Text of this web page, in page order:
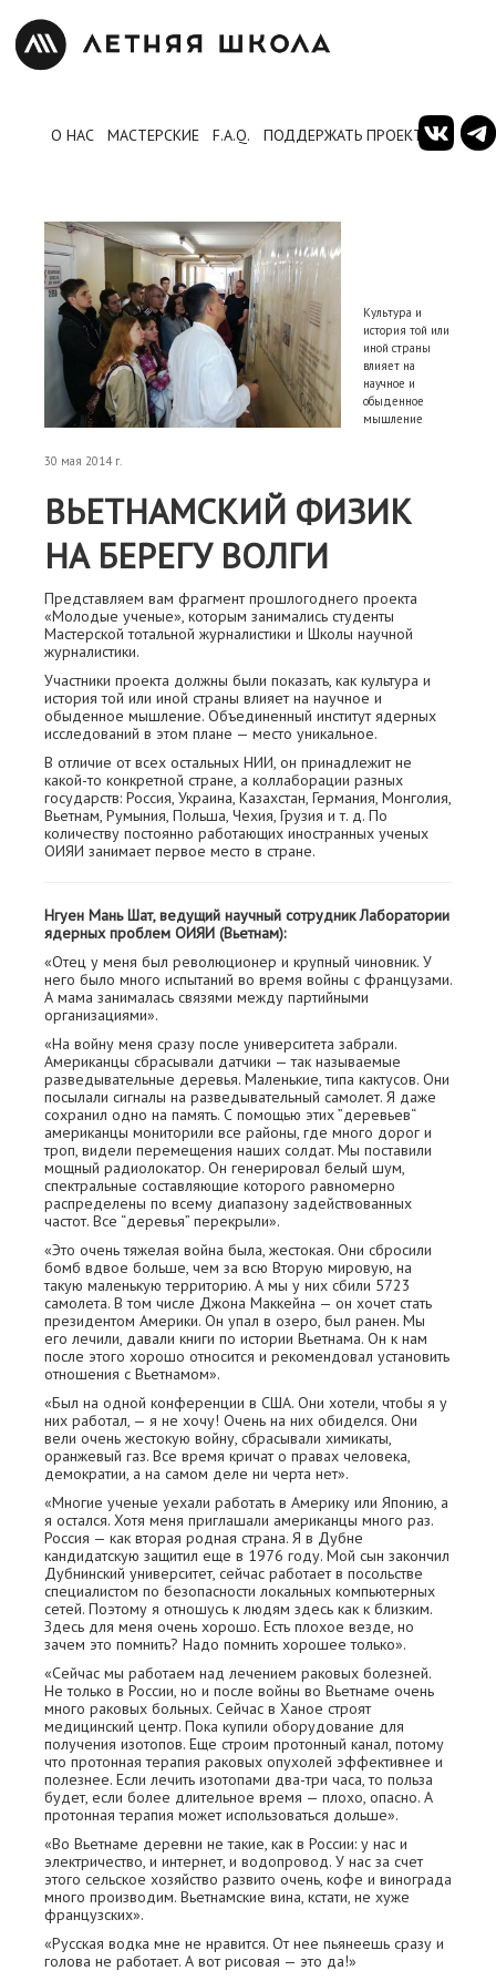
О НАС МАСТЕРСКИЕ F.A.Q. ПОДДЕРЖАТЬ ПРОЕКТ
Культура и
история той или
иной страны
влияет на
научное и
обыденное
мышление
30 мая 2014 г.
ВЬЕТНАМСКИЙ ФИЗИК
НА БЕРЕГУ ВОЛГИ
Представляем вам фрагмент прошлогоднего проекта
«Молодые ученые», которым занимались студенты
Мастерской тотальной журналистики и Школы научной
журналистики.
Участники проекта должны были показать, как культура и
история той или иной страны влияет на научное и
обыденное мышление. Объединенный институт ядерных
исследований в этом плане — место уникальное.
В отличие от всех остальных НИИ, он принадлежит не
какой-то конкретной стране, а коллаборации разных
государств: Россия, Украина, Казахстан, Германия, Монголия,
Вьетнам, Румыния, Польша, Чехия, Грузия и т. д. По
количеству постоянно работающих иностранных ученых
ОИЯИ занимает первое место в стране.
Нгуен Мань Шат, ведущий научный сотрудник Лаборатории
ядерных проблем ОИЯИ (Вьетнам):
«Отец у меня был революционер и крупный чиновник. У
него было много испытаний во время войны с французами.
А мама занималась связями между партийными
организациями».
«На войну меня сразу после университета забрали.
Американцы сбрасывали датчики — так называемые
разведывательные деревья. Маленькие, типа кактусов. Они
посылали сигналы на разведывательный самолет. Я даже
сохранил одно на память. С помощью этих ”деревьев“
американцы мониторили все районы, где много дорог и
троп, видели перемещения наших солдат. Мы поставили
мощный радиолокатор. Он генерировал белый шум,
спектральные составляющие которого равномерно
распределены по всему диапазону задействованных
частот. Все “деревья” перекрыли».
«Это очень тяжелая война была, жестокая. Они сбросили
бомб вдвое больше, чем за всю Вторую мировую, на
такую маленькую территорию. А мы у них сбили 5723
самолета. В том числе Джона Маккейна — он хочет стать
президентом Америки. Он упал в озеро, был ранен. Мы
его лечили, давали книги по истории Вьетнама. Он к нам
после этого хорошо относится и рекомендовал установить
отношения с Вьетнамом».
«Был на одной конференции в США. Они хотели, чтобы я у
них работал, — я не хочу! Очень на них обиделся. Они
вели очень жестокую войну, сбрасывали химикаты,
оранжевый газ. Все время кричат о правах человека,
демократии, а на самом деле ни черта нет».
«Многие ученые уехали работать в Америку или Японию, а
я остался. Хотя меня приглашали американцы много раз.
Россия — как вторая родная страна. Я в Дубне
кандидатскую защитил еще в 1976 году. Мой сын закончил
Дубнинский университет, сейчас работает в посольстве
специалистом по безопасности локальных компьютерных
сетей. Поэтому я отношусь к людям здесь как к близким.
Здесь для меня очень хорошо. Есть плохое везде, но
зачем это помнить? Надо помнить хорошее только».
«Сейчас мы работаем над лечением раковых болезней.
Не только в России, но и после войны во Вьетнаме очень
много раковых больных. Сейчас в Ханое строят
медицинский центр. Пока купили оборудование для
получения изотопов. Еще строим протонный канал, потому
что протонная терапия раковых опухолей эффективнее и
полезнее. Если лечить изотопами два-три часа, то польза
будет, если более длительное время — плохо, опасно. А
протонная терапия может использоваться дольше».
«Во Вьетнаме деревни не такие, как в России: у нас и
электричество, и интернет, и водопровод. У нас за счет
этого сельское хозяйство развито очень, кофе и винограда
много производим. Вьетнамские вина, кстати, не хуже
французских».
«Русская водка мне не нравится. От нее пьянеешь сразу и
голова не работает. А вот рисовая — это да!»